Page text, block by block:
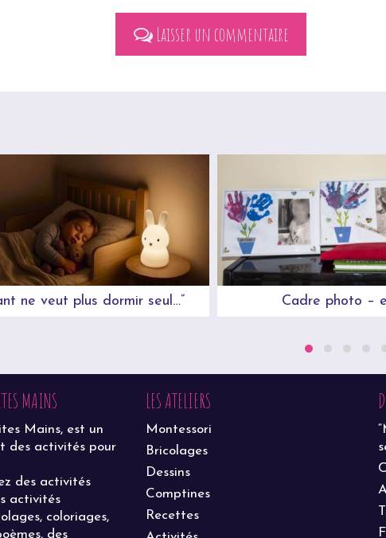
Laisser un commentaire
ne veut plus dormir seul…” Cadre photo –
MAINS
Mains, est un
des activités pour
des activités
activités
coloriages,
des
LES ATELIERS
Montessori
Bricolages
Dessins
Comptines
Recettes